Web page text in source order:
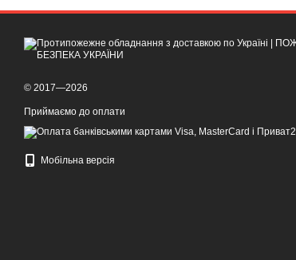
© 2017—2026
Приймаємо до оплати
Мобільна версія